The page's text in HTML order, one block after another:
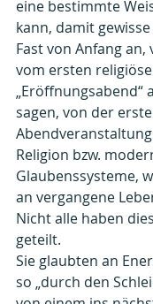
eine bestimmte
kann, damit
Fast von Anfang an,
vom ersten
„Eröffnungsabend“
sagen, von der
Religion bzw.
Glaubenssysteme,
an vergangene
Nicht alle haben
geteilt.
Sie glaubten an
so „durch den